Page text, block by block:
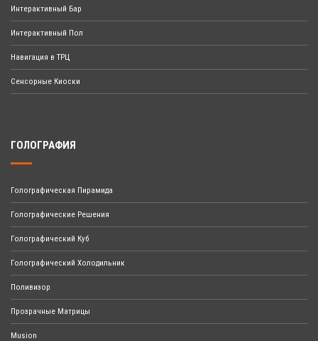
Интерактивный Бар
Интерактивный Пол
Навигация в ТРЦ
Сенсорные Киоски
ГОЛОГРАФИЯ
Голографическая Пирамида
Голографические Решения
Голографический Куб
Голографический Холодильник
Поливизор
Прозрачные Матрицы
Musion